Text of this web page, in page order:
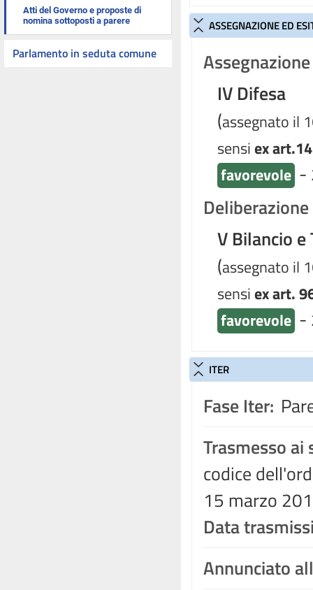
Atti del Governo e proposte di
nomina sottoposti a parere
Parlamento in seduta comune
ASSEGNAZIONE ED
IV Difesa
(assegnato il
sensiex
favorevole -
V Bilancio e
(assegnato il
sensiex art.
favorevole -
ITER
Fase Iter:
Trasmesso ai
codice
15 marzo
Data
Annunciato